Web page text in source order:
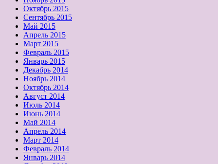
Октябрь 2015
Сентябрь 2015
Май 2015
Апрель 2015
Март 2015
Февраль 2015
Январь 2015
Декабрь 2014
Ноябрь 2014
Октябрь 2014
Август 2014
Июль 2014
Июнь 2014
Май 2014
Апрель 2014
Март 2014
Февраль 2014
Январь 2014